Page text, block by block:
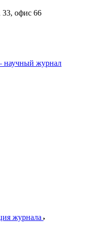
33, офис 66
журнала